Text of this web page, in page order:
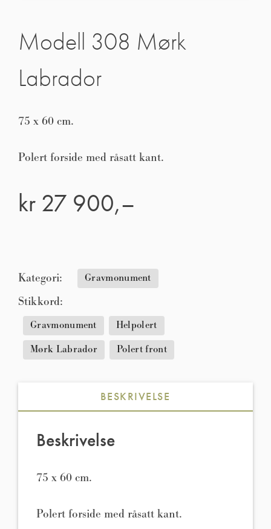
Modell 308 Mørk
Labrador
75 x 60 cm.
Polert forside med råsatt kant.
kr 27 900,–
Kategori: Gravmonument
Stikkord:
Gravmonument
Helpolert
Mørk Labrador
Polert front
BESKRIVELSE
Beskrivelse
75 x 60 cm.
Polert forside med råsatt kant.